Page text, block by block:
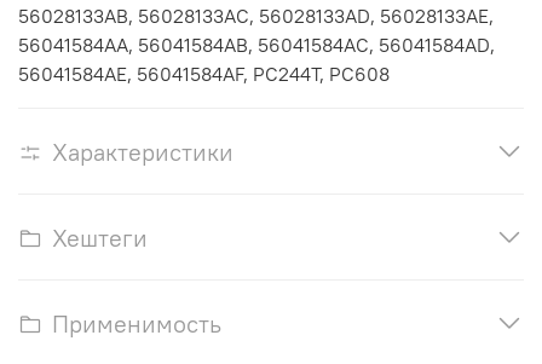
56028133AB, 56028133AC, 56028133AD, 56028133AE,
56041584AA, 56041584AB, 56041584AC, 56041584AD,
56041584AE, 56041584AF, PC244T, PC608
Характеристики
Хештеги
Применимость